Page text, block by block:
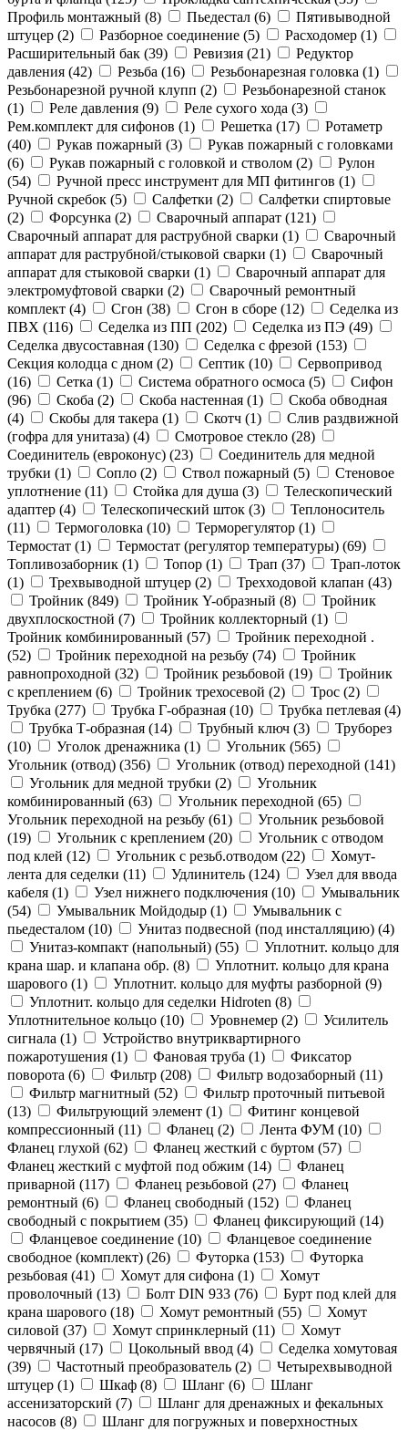
Профиль монтажный (8) Пьедестал (6)
Пятивыводной
штуцер (2) Разборное соединение (5) Расходомер (1)
Расширительный бак (39) Ревизия (21)
Редуктор
давления (42) Резьба (16) Резьбонарезная головка (1)
Резьбонарезной ручной клупп (2)
Резьбонарезной станок
(1) Реле давления (9) Реле сухого хода (3)
Рем.комплект для сифонов (1) Решетка (17)
Ротаметр
(40) Рукав пожарный (3)
Рукав пожарный с головками
(6) Рукав пожарный с головкой и стволом (2)
Рулон
(54) Ручной пресс инструмент для МП фитингов (1)
Ручной скребок (5) Салфетки (2)
Салфетки спиртовые
(2) Форсунка (2) Сварочный аппарат (121)
Сварочный аппарат для раструбной сварки (1)
Сварочный
аппарат для раструбной/стыковой сварки (1)
Сварочный
аппарат для стыковой сварки (1)
Сварочный аппарат для
электромуфтовой сварки (2)
Сварочный ремонтный
комплект (4) Сгон (38) Сгон в сборе (12)
Седелка из
ПВХ (116) Седелка из ПП (202) Седелка из ПЭ (49)
Седелка двусоставная (130) Седелка с фрезой (153)
Секция колодца с дном (2) Септик (10)
Сервопривод
(16) Сетка (1) Система обратного осмоса (5)
Сифон
(96) Скоба (2) Скоба настенная (1)
Скоба обводная
(4) Скобы для такера (1) Скотч (1)
Слив раздвижной
(гофра для унитаза) (4) Смотровое стекло (28)
Соединитель (евроконус) (23)
Соединитель для медной
трубки (1) Сопло (2) Ствол пожарный (5)
Стеновое
уплотнение (11) Стойка для душа (3)
Телескопический
адаптер (4) Телескопический шток (3)
Теплоноситель
(11) Термоголовка (10) Терморегулятор (1)
Термостат (1) Термостат (регулятор температуры) (69)
Топливозаборник (1) Топор (1) Трап (37)
Трап-лоток
(1) Трехвыводной штуцер (2) Трехходовой клапан (43)
Тройник (849) Тройник Y-образный (8)
Тройник
двухплоскостной (7) Тройник коллекторный (1)
Тройник комбинированный (57)
Тройник переходной .
(52) Тройник переходной на резьбу (74)
Тройник
равнопроходной (32) Тройник резьбовой (19)
Тройник
с креплением (6) Тройник трехосевой (2) Трос (2)
Трубка (277) Трубка Г-образная (10) Трубка петлевая (4)
Трубка Т-образная (14) Трубный ключ (3)
Труборез
(10) Уголок дренажника (1) Угольник (565)
Угольник (отвод) (356) Угольник (отвод) переходной (141)
Угольник для медной трубки (2)
Угольник
комбинированный (63) Угольник переходной (65)
Угольник переходной на резьбу (61)
Угольник резьбовой
(19) Угольник с креплением (20)
Угольник с отводом
под клей (12) Угольник с резьб.отводом (22)
Хомут-
лента для седелки (11) Удлинитель (124)
Узел для ввода
кабеля (1) Узел нижнего подключения (10)
Умывальник
(54) Умывальник Мойдодыр (1)
Умывальник с
пьедесталом (10) Унитаз подвесной (под инсталляцию) (4)
Унитаз-компакт (напольный) (55)
Уплотнит. кольцо для
крана шар. и клапана обр. (8)
Уплотнит. кольцо для крана
шарового (1) Уплотнит. кольцо для муфты разборной (9)
Уплотнит. кольцо для седелки Hidroten (8)
Уплотнительное кольцо (10) Уровнемер (2)
Усилитель
сигнала (1)
Устройство внутриквартирного
пожаротушения (1) Фановая труба (1)
Фиксатор
поворота (6) Фильтр (208) Фильтр водозаборный (11)
Фильтр магнитный (52)
Фильтр проточный питьевой
(13) Фильтрующий элемент (1)
Фитинг концевой
компрессионный (11) Фланец (2) Лента ФУМ (10)
Фланец глухой (62) Фланец жесткий с буртом (57)
Фланец жесткий с муфтой под обжим (14)
Фланец
приварной (117) Фланец резьбовой (27)
Фланец
ремонтный (6) Фланец свободный (152)
Фланец
свободный с покрытием (35) Фланец фиксирующий (14)
Фланцевое соединение (10)
Фланцевое соединение
свободное (комплект) (26) Футорка (153)
Футорка
резьбовая (41) Хомут для сифона (1)
Хомут
проволочный (13) Болт DIN 933 (76)
Бурт под клей для
крана шарового (18) Хомут ремонтный (55)
Хомут
силовой (37) Хомут спринклерный (11)
Хомут
червячный (17) Цокольный ввод (4)
Седелка хомутовая
(39) Частотный преобразователь (2)
Четырехвыводной
штуцер (1) Шкаф (8) Шланг (6)
Шланг
ассенизаторский (7)
Шланг для дренажных и фекальных
насосов (8)
Шланг для погружных и поверхностных